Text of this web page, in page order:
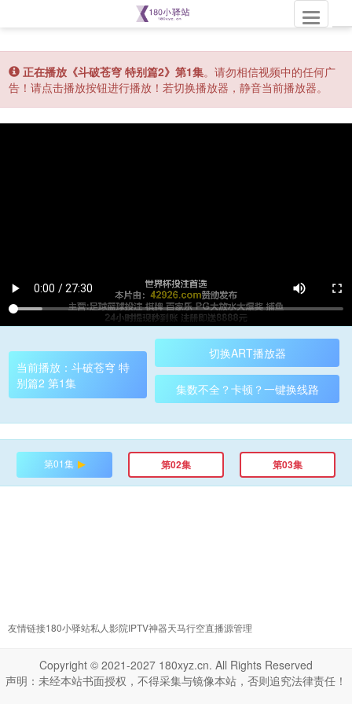
Toggle
正在播放《斗破苍穹 特别篇2》第1集。请勿相信视频中的任何广
告！请点击播放按钮进行播放！若切换播放器，静音当前播放器。
当前播放：斗破苍穹 特
别篇2 第1集
切换ART播放器
集数不全？卡顿？一键换线路
第01集 第02集 第03集
友情链接180小驿站私人影院IPTV神器天马行空直播源管理
Copyright © 2021-2027 180xyz.cn. All Rights Reserved
声明：未经本站书面授权，不得采集与镜像本站，否则追究法律责任！